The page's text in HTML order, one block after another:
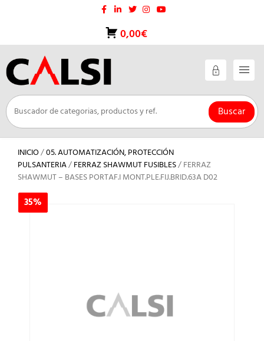
0,00€
Buscar
INICIO/05. AUTOMATIZACIÓN, PROTECCIÓN
PULSANTERIA/FERRAZ SHAWMUT FUSIBLES/ FERRAZ
SHAWMUT – BASES PORTAF.I MONT.PLE.FIJ.BRID.63A D02
35%
35%